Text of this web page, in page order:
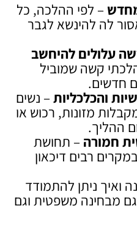
– לפי ההלכה, כל
לה להינשא לגבר
עלולים להיחשב
קשה שמוביל
חדשים.
והכלכליות – נשים
מזונות, רכוש או
ההליך.
חמורה – תחושת
רבים דיכאון
ואיך ניתן להתמודד
מבחינה משפטית וגם